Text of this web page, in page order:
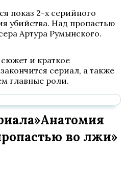
показ 2-х серийного
убийства. Над пропастью
Артура Румынского.
и краткое
сериал, а также
главные роли.
во лжи»